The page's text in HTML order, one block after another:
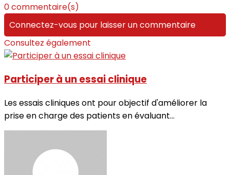
0 commentaire(s)
Connectez-vous pour laisser un commentaire
Consultez également
Participer à un essai clinique
Les essais cliniques ont pour objectif d'améliorer la
prise en charge des patients en évaluant...